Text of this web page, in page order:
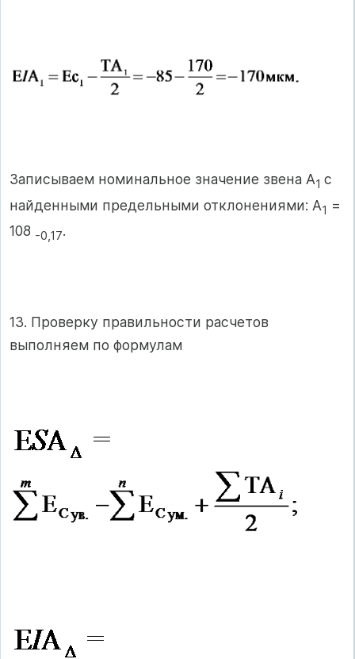
Записываем номинальное значение звена А1 с
найденными предельными отклонениями: А1 =
108 -0,17.
13. Проверку правильности расчетов
выполняем по формулам